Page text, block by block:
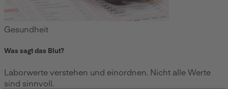
Gesundheit
Was sagt das Blut?
Laborwerte verstehen und einordnen. Nicht alle Werte
sind sinnvoll.